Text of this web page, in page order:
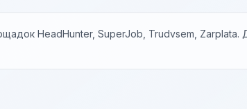
HeadHunter, SuperJob, Trudvsem, Zarplata.